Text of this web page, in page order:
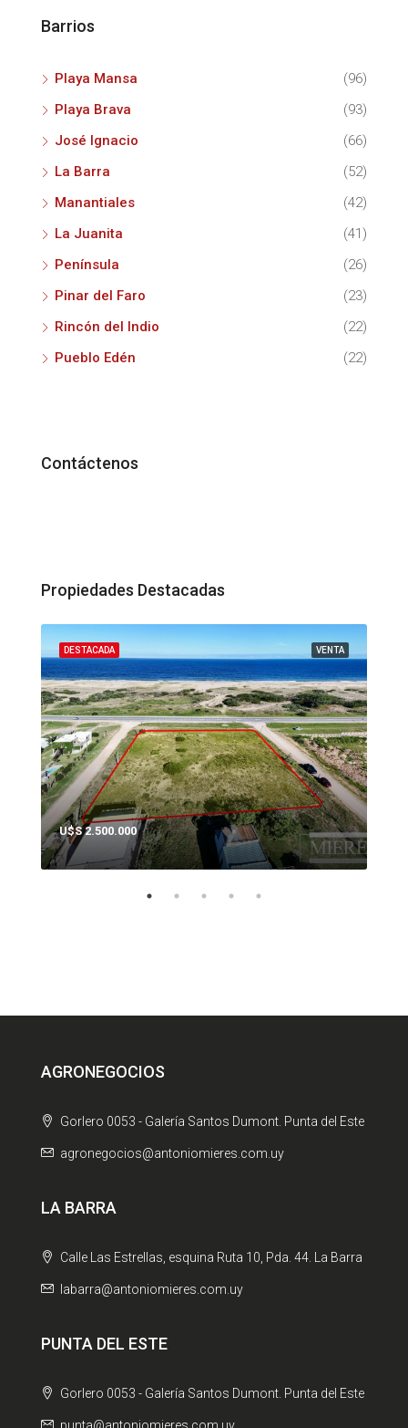
Barrios
Playa Mansa
(96)
Playa Brava
(93)
José Ignacio
(66)
La Barra
(52)
Manantiales
(42)
La Juanita
(41)
Península
(26)
Pinar del Faro
(23)
Rincón del Indio
(22)
Pueblo Edén
(22)
Contáctenos
Propiedades Destacadas
VENTA
DESTACADA
U$S 2.500.000
AGRONEGOCIOS
Gorlero 0053 - Galería Santos Dumont. Punta del Este
agronegocios@antoniomieres.com.uy
LA BARRA
Calle Las Estrellas, esquina Ruta 10, Pda. 44. La Barra
labarra@antoniomieres.com.uy
PUNTA DEL ESTE
Gorlero 0053 - Galería Santos Dumont. Punta del Este
punta@antoniomieres.com.uy